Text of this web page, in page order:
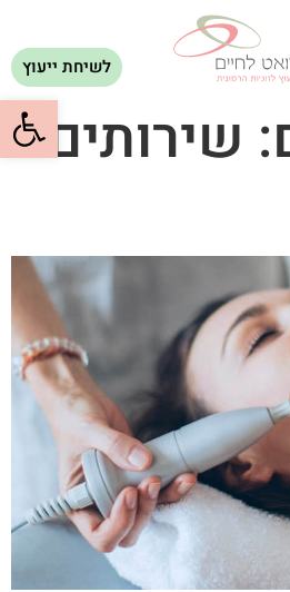
פתח
לשיחת ייעוץ
שירותים